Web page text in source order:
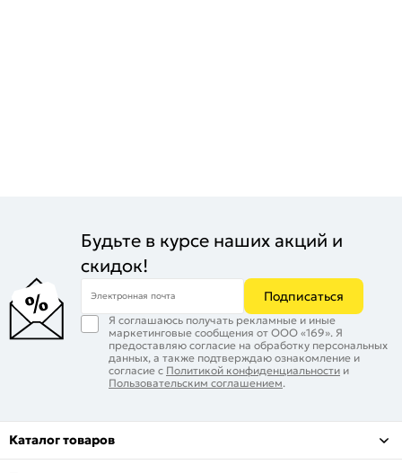
Будьте в курсе наших акций и
скидок!
Электронная почта Подписаться
Я соглашаюсь получать рекламные и иные
маркетинговые сообщения от ООО «169». Я
предоставляю согласие на обработку персональных
данных, а также подтверждаю ознакомление и
согласие с Политикой конфиденциальности и
Пользовательским соглашением.
Каталог товаров